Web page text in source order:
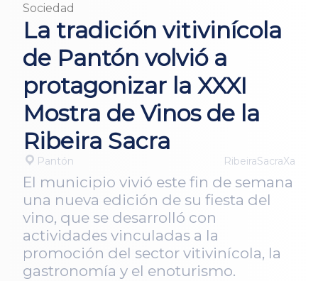
Sociedad
La tradición vitivinícola
de Pantón volvió a
protagonizar la XXXI
Mostra de Vinos de la
Ribeira Sacra
Pantón RibeiraSacraXa
El municipio vivió este fin de semana
una nueva edición de su fiesta del
vino, que se desarrolló con
actividades vinculadas a la
promoción del sector vitivinícola, la
gastronomía y el enoturismo.